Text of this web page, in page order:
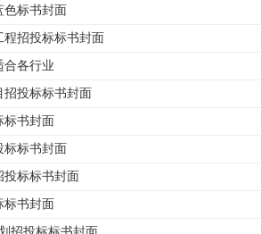
色标书封面
程招投标标书封面
合各行业
招投标标书封面
标书封面
标标书封面
投标标书封面
标书封面